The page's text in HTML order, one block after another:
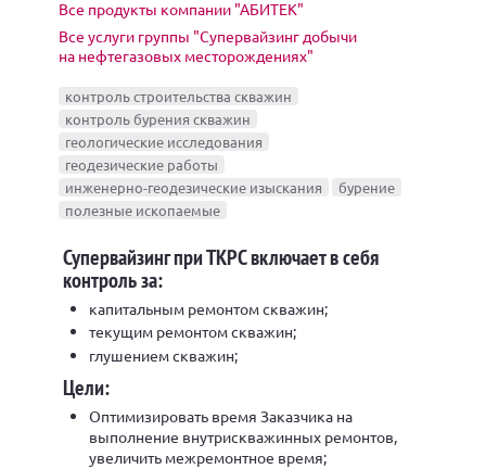
Все продукты компании "АБИТЕК"
Все услуги группы "Супервайзинг добычи
на нефтегазовых месторождениях"
контроль строительства скважин
контроль бурения скважин
геологические исследования
геодезические работы
инженерно-геодезические изыскания
бурение
полезные ископаемые
Супервайзинг при ТКРС включает в себя
контроль за:
капитальным ремонтом скважин;
текущим ремонтом скважин;
глушением скважин;
Цели:
Оптимизировать время Заказчика на
выполнение внутрискважинных ремонтов,
увеличить межремонтное время;